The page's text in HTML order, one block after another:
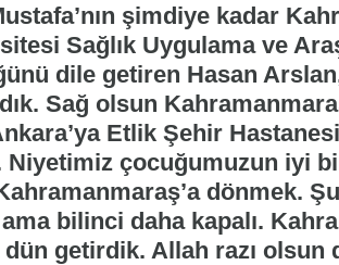
şimdiye kadar
Sağlık Uygulama ve
dile getiren Hasan
Sağ olsun
Etlik Şehir
Niyetimiz çocuğumuzun iyi
dönmek.
bilinci daha kapalı.
dün getirdik. Allah razı